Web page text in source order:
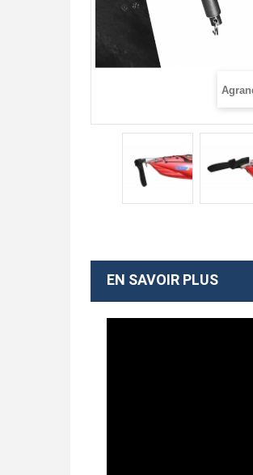
EN SAVOIR PLUS